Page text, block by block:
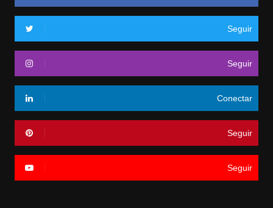
Seguir
Seguir
Conectar
Seguir
Seguir